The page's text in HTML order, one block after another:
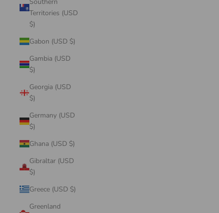
Territories (USD
$)
Gabon (USD $)
Gambia (USD
$)
Georgia (USD
$)
Germany (USD
$)
Ghana (USD $)
Gibraltar (USD
$)
Greece (USD $)
Greenland